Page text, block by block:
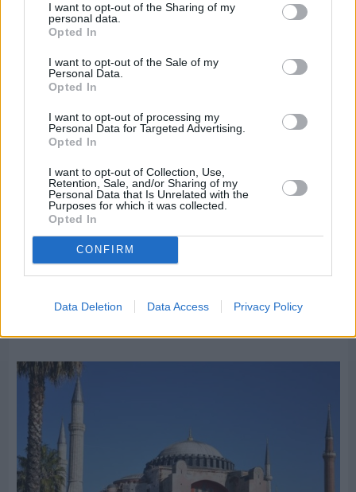
I want to opt-out of the Sharing of my
personal data.
Opted In
I want to opt-out of the Sale of my
Personal Data.
Opted In
I want to opt-out of processing my
Personal Data for Targeted Advertising.
Opted In
I want to opt-out of Collection, Use,
Retention, Sale, and/or Sharing of my
Personal Data that Is Unrelated with the
Purposes for which it was collected.
Opted In
CONFIRM
Data Deletion Data Access Privacy Policy
Πριν 7 ημέρες
Διακοπές ρεύματος: Συνασπισμό των
επιχειρήσεων προτείνει το Επιμελητήριο